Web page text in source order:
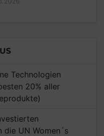
Technologien
20% aller
die UN Women´s